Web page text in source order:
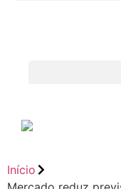
Início